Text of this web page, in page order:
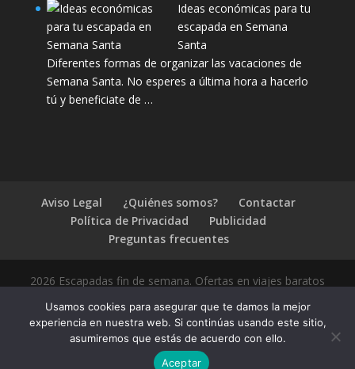
Ideas económicas para tu
escapada en Semana
Santa
Diferentes formas de organizar las vacaciones de
Semana Santa. No esperes a última hora a hacerlo
tú y beneficiate de …
Aviso Legal ¿Quiénes somos?
Contactar
Política de Privacidad
Publicidad
Preguntas frecuentes
2026 Escapadas fin de semana. Ofertas en viajes baratos
Usamos cookies para asegurar que te damos la mejor
experiencia en nuestra web. Si continúas usando este sitio,
asumiremos que estás de acuerdo con ello.
Aceptar